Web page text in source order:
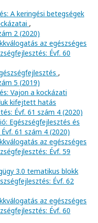
A keringési betegségek
,
2 (2020)
az egészséges
Évf. 60
,
5 (2019)
Vajon a kockázati
kifejtett hatás
Évf. 61 szám 4 (2020)
Egészségfejlesztés és
61 szám 4 (2020)
az egészséges
Évf. 59
3.0 tematikus blokk
Évf. 62
az egészséges
Évf. 60